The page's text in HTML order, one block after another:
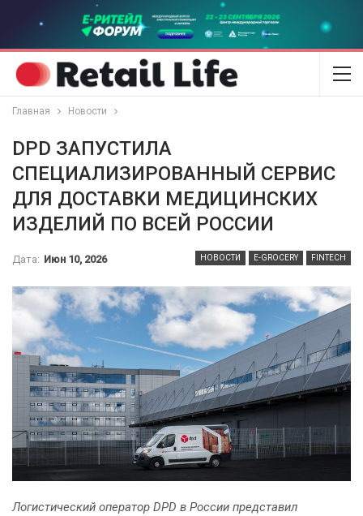
Главная Новости
DPD ЗАПУСТИЛА
СПЕЦИАЛИЗИРОВАННЫЙ СЕРВИС
ДЛЯ ДОСТАВКИ МЕДИЦИНСКИХ
ИЗДЕЛИЙ ПО ВСЕЙ РОССИИ
НОВОСТИ E-GROCERY FINTECH
Дата: Июн 10, 2026
Логистический оператор DPD в России представил